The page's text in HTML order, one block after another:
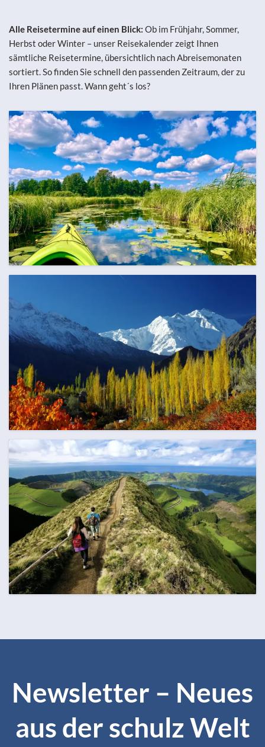
Alle Reisetermine auf einen Blick: Ob im Frühjahr, Sommer,
Herbst oder Winter – unser Reisekalender zeigt Ihnen
sämtliche Reisetermine, übersichtlich nach Abreisemonaten
sortiert. So finden Sie schnell den passenden Zeitraum, der zu
Ihren Plänen passt. Wann geht´s los?
SEPTEMBER
118 Termine
Alle Monate ansehen
Newsletter – Neues
aus der schulz Welt